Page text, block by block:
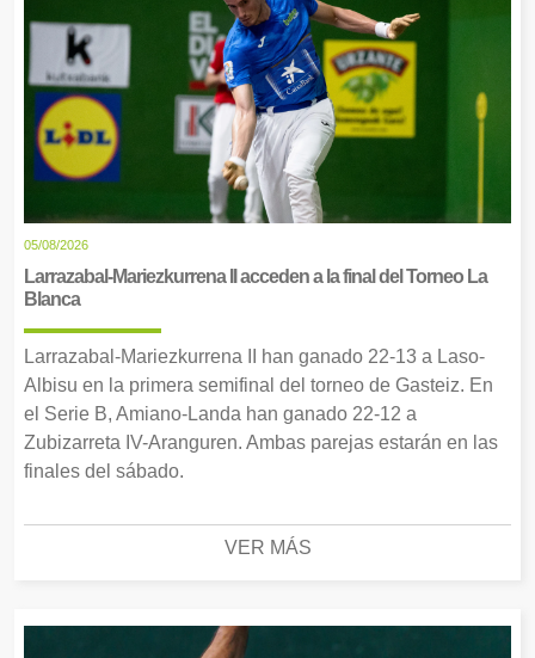
05/08/2026
Larrazabal-Mariezkurrena II acceden a la final del Torneo La
Blanca
Larrazabal-Mariezkurrena II han ganado 22-13 a Laso-
Albisu en la primera semifinal del torneo de Gasteiz. En
el Serie B, Amiano-Landa han ganado 22-12 a
Zubizarreta IV-Aranguren. Ambas parejas estarán en las
finales del sábado.
VER MÁS